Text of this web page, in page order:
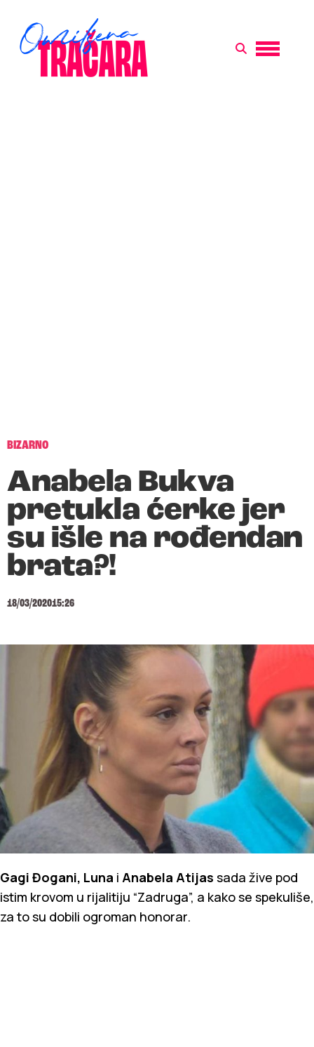
BIZARNO
Anabela Bukva
pretukla ćerke jer
su išle na rođendan
brata?!
18/03/202015:26
Gagi Đogani, Luna i Anabela Atijas sada žive pod
istim krovom u rijalitiju “Zadruga”, a kako se spekuliše,
za to su dobili ogroman honorar.